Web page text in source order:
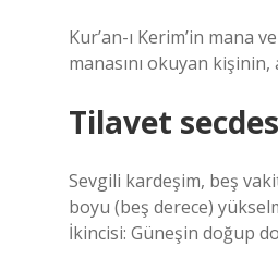
Kur’an-ı Kerim’in mana
manasını okuyan
Tilavet
Sevgili kardeşim, beş
boyu (beş derece)
İkincisi: Güneşin doğup